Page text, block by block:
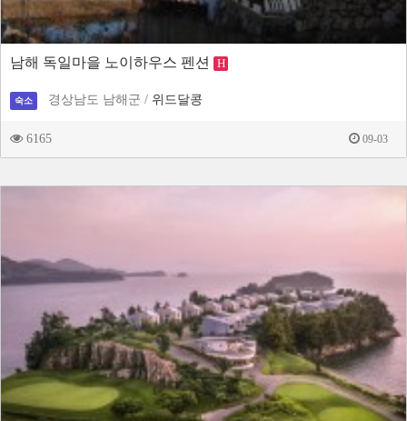
남해 독일마을 노이하우스 펜션 H
숙소 경상남도 남해군 / 위드달콩
6165 09-03